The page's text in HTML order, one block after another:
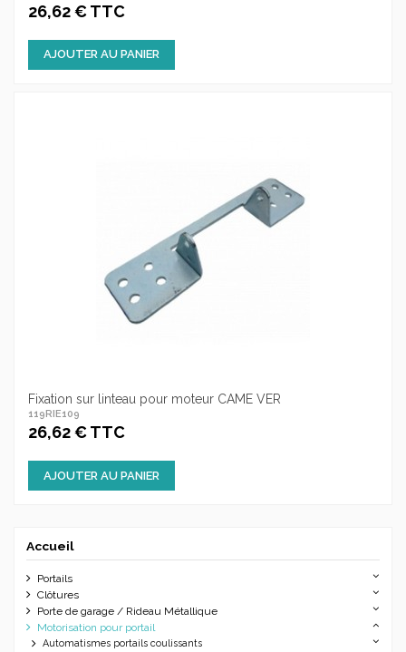
26,62 € TTC
AJOUTER AU PANIER
Fixation sur linteau pour moteur CAME VER
119RIE109
26,62 € TTC
AJOUTER AU PANIER
Accueil
Portails
Clôtures
Porte de garage / Rideau Métallique
Motorisation pour portail
Automatismes portails coulissants